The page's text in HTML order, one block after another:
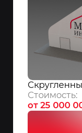
Стоимость:
от 25 000